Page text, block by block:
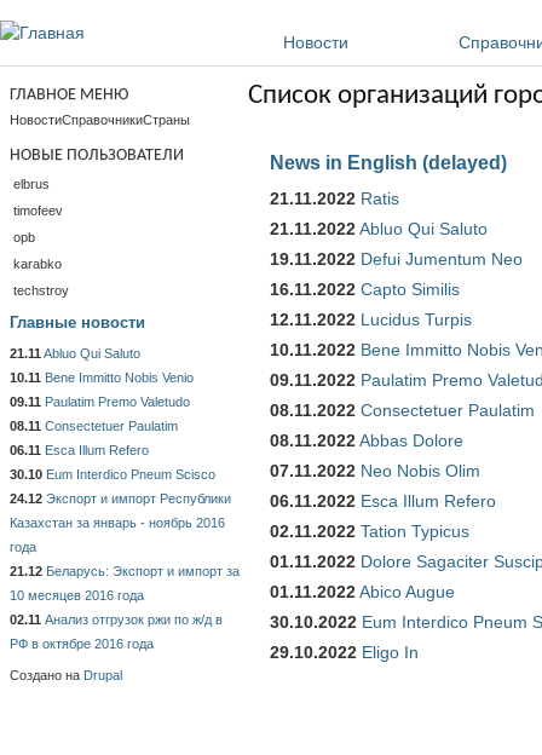
Новости
Список организаций
News in English (delayed)
21.11.2022 Ratis
21.11.2022Abluo Qui Saluto
19.11.2022 Defui Jumentum Neo
16.11.2022 Capto Similis
12.11.2022 Lucidus Turpis
10.11.2022 Bene Immitto Nobis
09.11.2022 Paulatim Premo
08.11.2022 Consectetuer Paulatim
08.11.2022Abbas Dolore
07.11.2022 Neo Nobis Olim
06.11.2022 Esca Illum Refero
02.11.2022 Tation Typicus
01.11.2022 Dolore Sagaciter
01.11.2022Abico Augue
30.10.2022 Eum Interdico Pneum
29.10.2022 Eligo In
ГЛАВНОЕ МЕНЮ
НовостиСправочникиСтраны
НОВЫЕ ПОЛЬЗОВАТЕЛИ
elbrus
timofeev
opb
karabko
techstroy
Главные новости
21.11 Abluo Qui Saluto
10.11 Bene Immitto Nobis Venio
09.11 Paulatim Premo Valetudo
08.11 Consectetuer Paulatim
06.11 Esca Illum Refero
30.10 Eum Interdico Pneum Scisco
24.12 Экспорт и импорт Республики
Казахстан за январь - ноябрь 2016
года
21.12 Беларусь: Экспорт и импорт за
10 месяцев 2016 года
02.11 Анализ отгрузок ржи по ж/д в
РФ в октябре 2016 года
Создано на Drupal